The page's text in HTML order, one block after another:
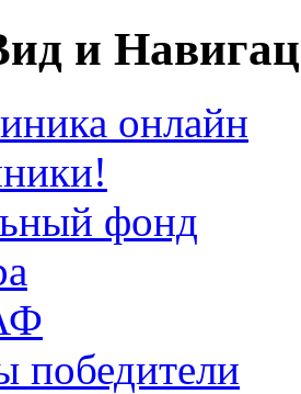
и
онлайн
фонд
победители